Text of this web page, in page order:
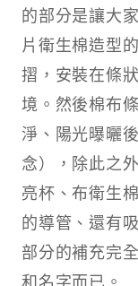
的部分是讓大
片衛生棉造型
摺，安裝在條
境。然後棉布
淨、陽光曝曬
念），除此之
亮杯、布衛生
的導管、還有
部分的補充完
和名字而已。​